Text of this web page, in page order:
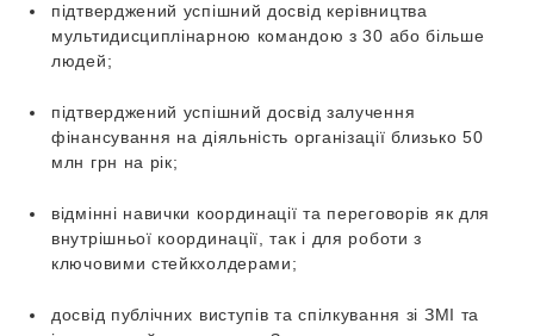
підтверджений успішний досвід керівництва
мультидисциплінарною командою з 30 або більше
людей;
підтверджений успішний досвід залучення
фінансування на діяльність організації близько 50
млн грн на рік;
відмінні навички координації та переговорів як для
внутрішньої координації, так і для роботи з
ключовими стейкхолдерами;
досвід публічних виступів та спілкування зі ЗМІ та